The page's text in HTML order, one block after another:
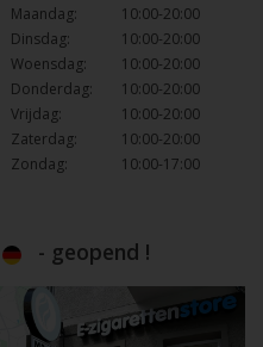
Maandag:
10:00-20:00
Dinsdag:
10:00-20:00
Woensdag:
10:00-20:00
Donderdag:
10:00-20:00
Vrijdag:
10:00-20:00
Zaterdag:
10:00-20:00
Zondag:
10:00-17:00
- geopend !